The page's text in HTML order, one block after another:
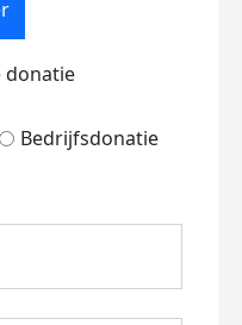
donatie
Bedrijfsdonatie